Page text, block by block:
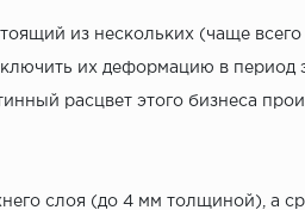
из нескольких (чаще
их деформацию в период
расцвет этого бизнеса
слоя (до 4 мм толщиной), а